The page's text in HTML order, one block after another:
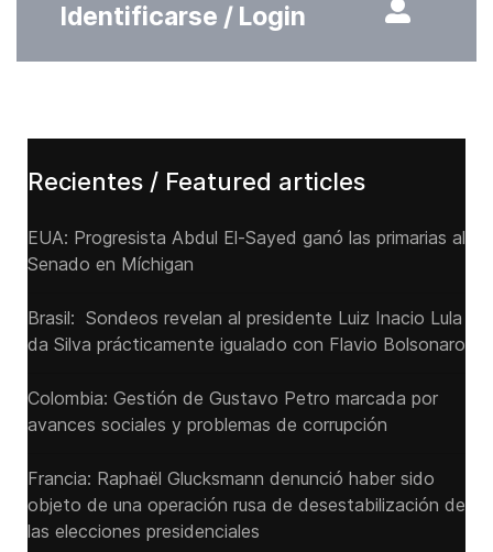
Identificarse / Login
Recientes / Featured articles
EUA: Progresista Abdul El-Sayed ganó las primarias al
Senado ‌en Míchigan
Brasil: Sondeos revelan al presidente Luiz Inacio Lula
da Silva prácticamente igualado con Flavio Bolsonaro
Colombia: Gestión de Gustavo Petro marcada por
avances sociales y problemas de corrupción
Francia: Raphaël Glucksmann denunció haber sido
objeto de una operación rusa de desestabilización de
las elecciones presidenciales